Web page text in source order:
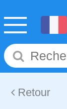
Retour